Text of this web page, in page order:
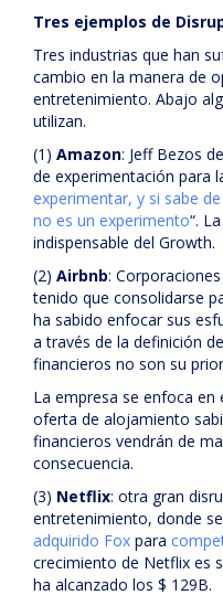
Tres ejemplos de
Tres industrias que han
cambio en la manera de
entretenimiento. Abajo
utilizan.
(1) Amazon: Jeff Bezos
de experimentación para
experimentar, y si sabe
no es un experimento“.
indispensable del Growth.
(2) Airbnb:
tenido que consolidarse
ha sabido enfocar sus
a través de la definición
financieros no son su
La empresa se enfoca
oferta de alojamiento
financieros vendrán de
consecuencia.
(3) Netflix: otra gran
entretenimiento, donde
adquirido Fox para
crecimiento de Netflix es
ha alcanzado los $ 129B.